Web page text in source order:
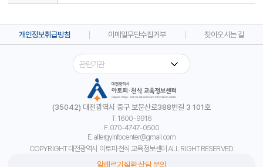
개인정보취급방침 이메일무단수집거부 찾아오시는 길
(35042) 대전광역시 중구 보문산로388번길 3 101호
T. 1600-9916
F. 070-4747-0500
E. allergyinfocenter@gmail.com
COPYRIGHT 대전광역시 아토피·천식 교육정보센터 ALL RIGHT RESERVED.
알레르기질환 상담 문의